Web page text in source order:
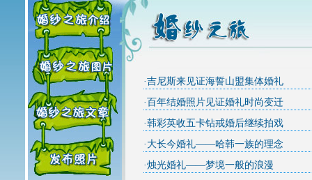
·吉尼斯来见证海誓山盟集体婚礼
·百年结婚照片见证婚礼时尚变迁
·韩彩英收五卡钻戒婚后继续拍戏
· 大长今婚礼――哈韩一族的理念
·烛光婚礼――梦境一般的浪漫